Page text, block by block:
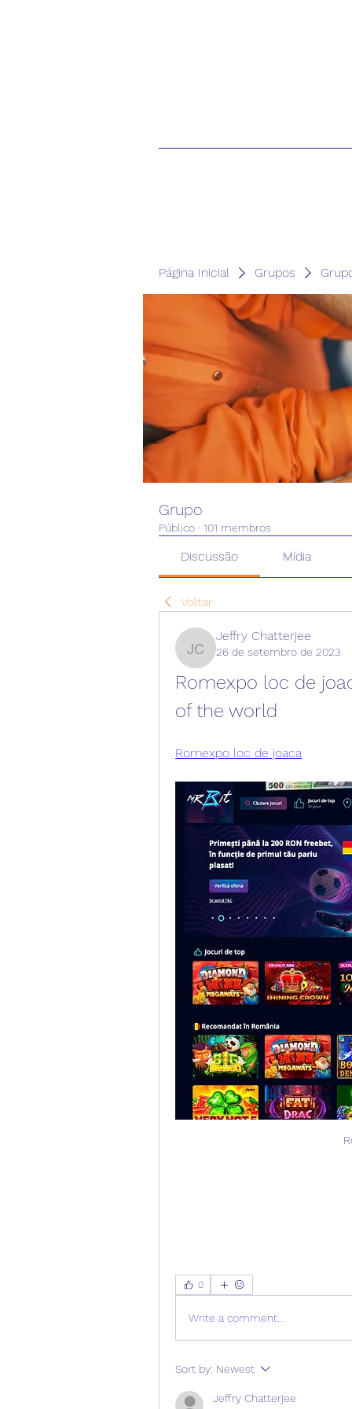
Página Inicial Grupos
Grupo
Público · 101 membros
Discussão Mídia
Voltar
Jeffry Chatterjee
Jeffry Chatterjee
26 de setembro de 2023
Romexpo loc de
of the world
Romexpo loc de joaca
0
Write a comment...
Sort by: Newest
Jeffry Chatterjee